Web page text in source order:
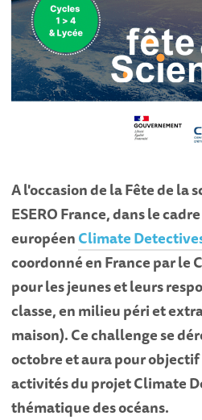
A l'occasion de la Fête de la
ESERO France, dans le
européenClimate
coordonné en France par le
pour les jeunes et leurs
classe, en milieu péri et
maison). Ce challenge se
octobre et aura pour
activités du projet Climate
thématique des océans.